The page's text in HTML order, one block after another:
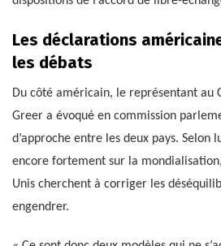
Les déclarations
les débats
Du côté américain, le représentant au
Greer a évoqué en commission
d’approche entre les deux pays. Selon
encore fortement sur la
Unis cherchent à corriger les
engendrer.